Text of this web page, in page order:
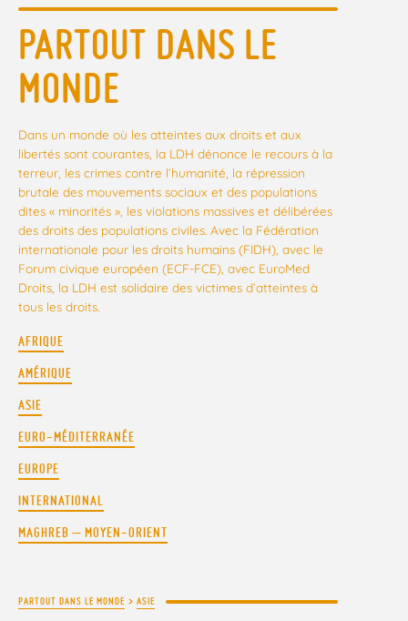
PARTOUT DANS LE
MONDE
Dans un monde où les atteintes aux droits et aux
libertés sont courantes, la LDH dénonce le recours à la
terreur, les crimes contre l’humanité, la répression
brutale des mouvements sociaux et des populations
dites « minorités », les violations massives et délibérées
des droits des populations civiles. Avec la Fédération
internationale pour les droits humains (FIDH), avec le
Forum civique européen (ECF-FCE), avec EuroMed
Droits, la LDH est solidaire des victimes d’atteintes à
tous les droits.
AFRIQUE
AMÉRIQUE
ASIE
EURO-MÉDITERRANÉE
EUROPE
INTERNATIONAL
MAGHREB – MOYEN-ORIENT
PARTOUT DANS LE MONDE > ASIE